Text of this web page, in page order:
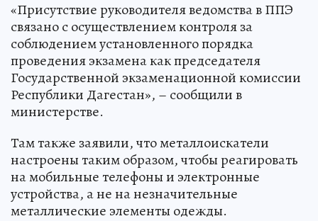
«Присутствие руководителя ведомства в ППЭ
связано с осуществлением контроля за
соблюдением установленного порядка
проведения экзамена как председателя
Государственной экзаменационной комиссии
Республики Дагестан», – сообщили в
министерстве.
Там также заявили, что металлоискатели
настроены таким образом, чтобы реагировать
на мобильные телефоны и электронные
устройства, а не на незначительные
металлические элементы одежды.